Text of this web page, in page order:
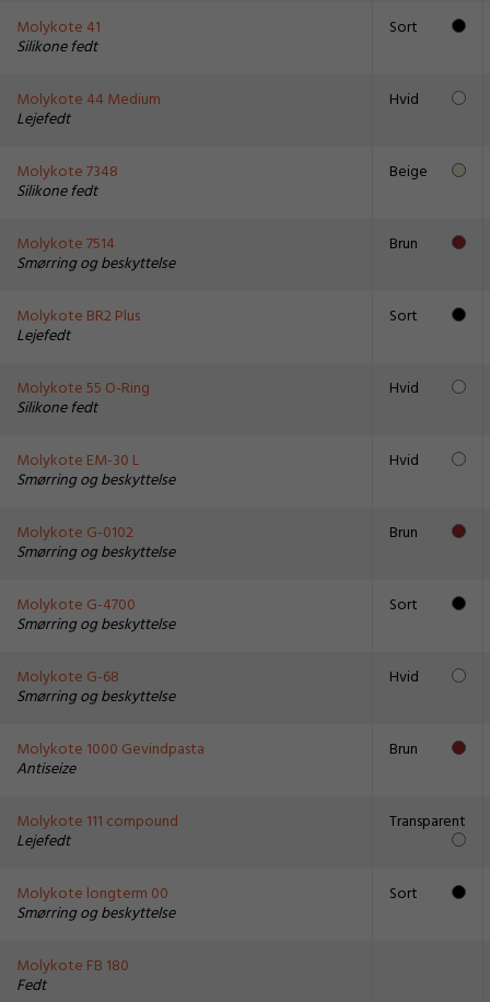
Molykote 41
Silikone fedt
Sort
Molykote 44 Medium
Lejefedt
Hvid
Molykote 7348
Silikone fedt
Beige
Molykote 7514
Smørring og beskyttelse
Brun
Molykote BR2 Plus
Lejefedt
Sort
Molykote 55 O-Ring
Silikone fedt
Hvid
Molykote EM-30 L
Smørring og beskyttelse
Hvid
Molykote G-0102
Smørring og beskyttelse
Brun
Molykote G-4700
Smørring og beskyttelse
Sort
Molykote G-68
Smørring og beskyttelse
Hvid
Molykote 1000 Gevindpasta
Antiseize
Brun
Molykote 111 compound
Lejefedt
Transparent
Molykote longterm 00
Smørring og beskyttelse
Sort
Molykote FB 180
Fedt